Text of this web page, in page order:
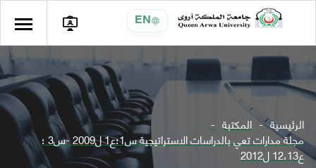
EN
الرئيسية المكتبة
مجلة مدارات تعي بالدراسات الاستراتيجية س1؛ع1 ل2009 -س3 ؛
ع12،13 ل2012